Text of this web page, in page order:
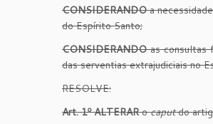
CONSIDERANDOa
do Espírito Santo;
CONSIDERANDOas consultas
das serventias extrajudiciais no
RESOLVE:
Art. 1º ALTERARocaputdo